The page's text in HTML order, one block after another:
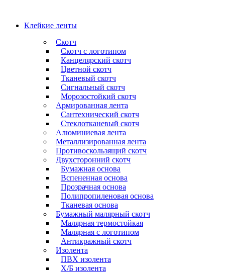
Клейкие ленты
Скотч
Скотч с логотипом
Канцелярский скотч
Цветной скотч
Тканевый скотч
Сигнальный скотч
Морозостойкий скотч
Армированная лента
Сантехнический скотч
Стеклотканевый скотч
Алюминиевая лента
Металлизированная лента
Противоскользящий скотч
Двухсторонний скотч
Бумажная основа
Вспененная основа
Прозрачная основа
Полипропиленовая основа
Тканевая основа
Бумажный малярный скотч
Малярная термостойкая
Малярная с логотипом
Антикражный скотч
Изолента
ПВХ изолента
Х/Б изолента